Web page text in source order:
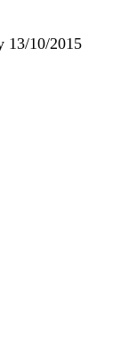
13/10/2015